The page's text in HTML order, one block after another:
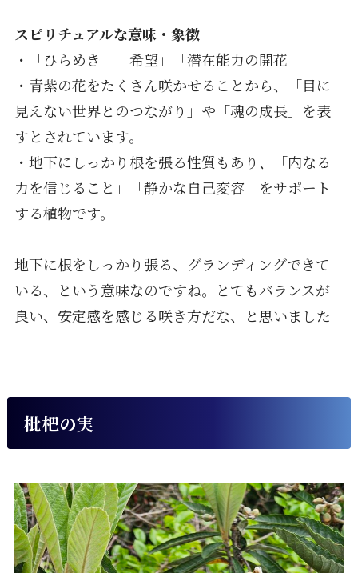
スピリチュアルな意味・象徴
・「ひらめき」「希望」「潜在能力の開花」
・青紫の花をたくさん咲かせることから、「目に
見えない世界とのつながり」や「魂の成長」を表
すとされています。
・地下にしっかり根を張る性質もあり、「内なる
力を信じること」「静かな自己変容」をサポート
する植物です。
地下に根をしっかり張る、グランディングできて
いる、という意味なのですね。とてもバランスが
良い、安定感を感じる咲き方だな、と思いました
枇杷の実